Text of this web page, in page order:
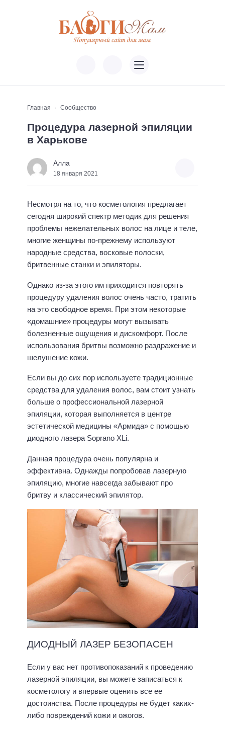
Главная Сообщество
Процедура лазерной эпиляции
в Харькове
Алла
18 января 2021
Несмотря на то, что косметология предлагает
сегодня широкий спектр методик для решения
проблемы нежелательных волос на лице и теле,
многие женщины по-прежнему используют
народные средства, восковые полоски,
бритвенные станки и эпиляторы.
Однако из-за этого им приходится повторять
процедуру удаления волос очень часто, тратить
на это свободное время. При этом некоторые
«домашние» процедуры могут вызывать
болезненные ощущения и дискомфорт. После
использования бритвы возможно раздражение и
шелушение кожи.
Если вы до сих пор используете традиционные
средства для удаления волос, вам стоит узнать
больше о профессиональной лазерной
эпиляции, которая выполняется в центре
эстетической медицины «Армида» с помощью
диодного лазера Soprano XLi.
Данная процедура очень популярна и
эффективна. Однажды попробовав лазерную
эпиляцию, многие навсегда забывают про
бритву и классический эпилятор.
ДИОДНЫЙ ЛАЗЕР БЕЗОПАСЕН
Если у вас нет противопоказаний к проведению
лазерной эпиляции, вы можете записаться к
косметологу и впервые оценить все ее
достоинства. После процедуры не будет каких-
либо повреждений кожи и ожогов.